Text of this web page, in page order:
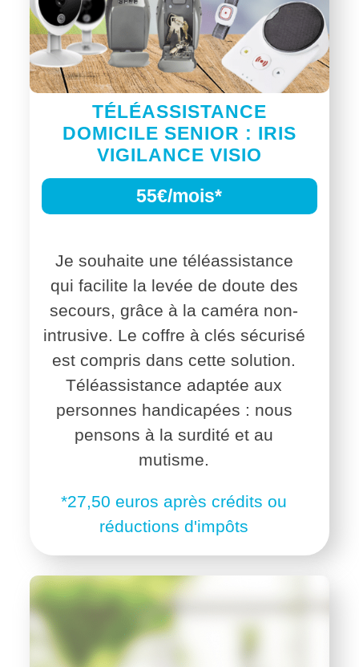
TÉLÉASSISTANCE
DOMICILE SENIOR : IRIS
VIGILANCE VISIO
55€/mois*
Je souhaite une téléassistance
qui facilite la levée de doute des
secours, grâce à la caméra non-
intrusive. Le coffre à clés sécurisé
est compris dans cette solution.
Téléassistance adaptée aux
personnes handicapées : nous
pensons à la surdité et au
mutisme.
*27,50 euros après crédits ou
réductions d'impôts